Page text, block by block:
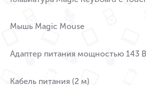
Мышь Magic Mouse
Адаптер питания мощностью 143
Кабель питания (2 м)